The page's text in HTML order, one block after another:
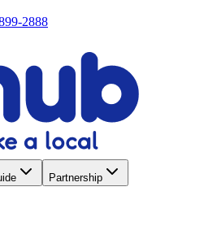
2888
Partnership